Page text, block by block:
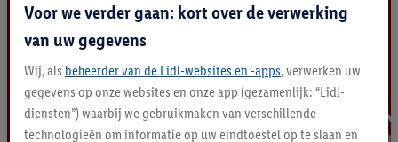
Voor we verder gaan: kort over de verwerking
van uw gegevens
Wij, als beheerder van de Lidl-websites en -apps, verwerken uw
gegevens op onze websites en onze app (gezamenlijk: “Lidl-
diensten”) waarbij we gebruikmaken van verschillende
technologieën om informatie op uw eindtoestel op te slaan en